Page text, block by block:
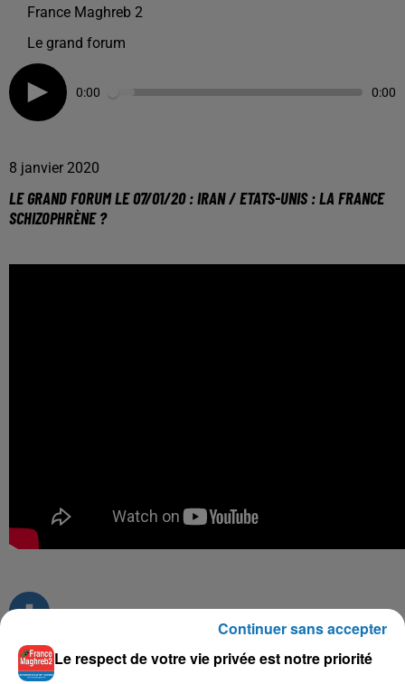
France Maghreb 2
Le grand forum
0:00 0:00
8 janvier 2020
LE GRAND FORUM LE 07/01/20 : IRAN / ETATS-UNIS : LA FRANCE
SCHIZOPHRÈNE ?
Le respect de votre vie privée est notre priorité
Continuer sans accepter